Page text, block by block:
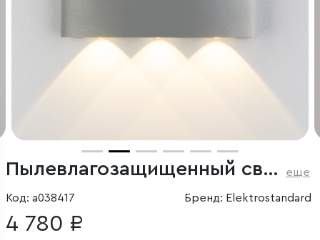
Пылевлагозащищенный светодиодный светильник Twinky Trio серый IP54 еще
Код: a038417 Бренд: Elektrostandard
4 780 ₽